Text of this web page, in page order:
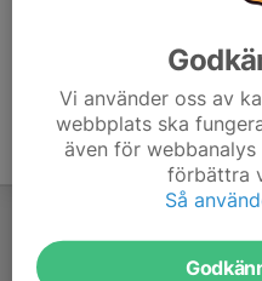
Vi använder oss av
webbplats ska
även för
förbättra
Så